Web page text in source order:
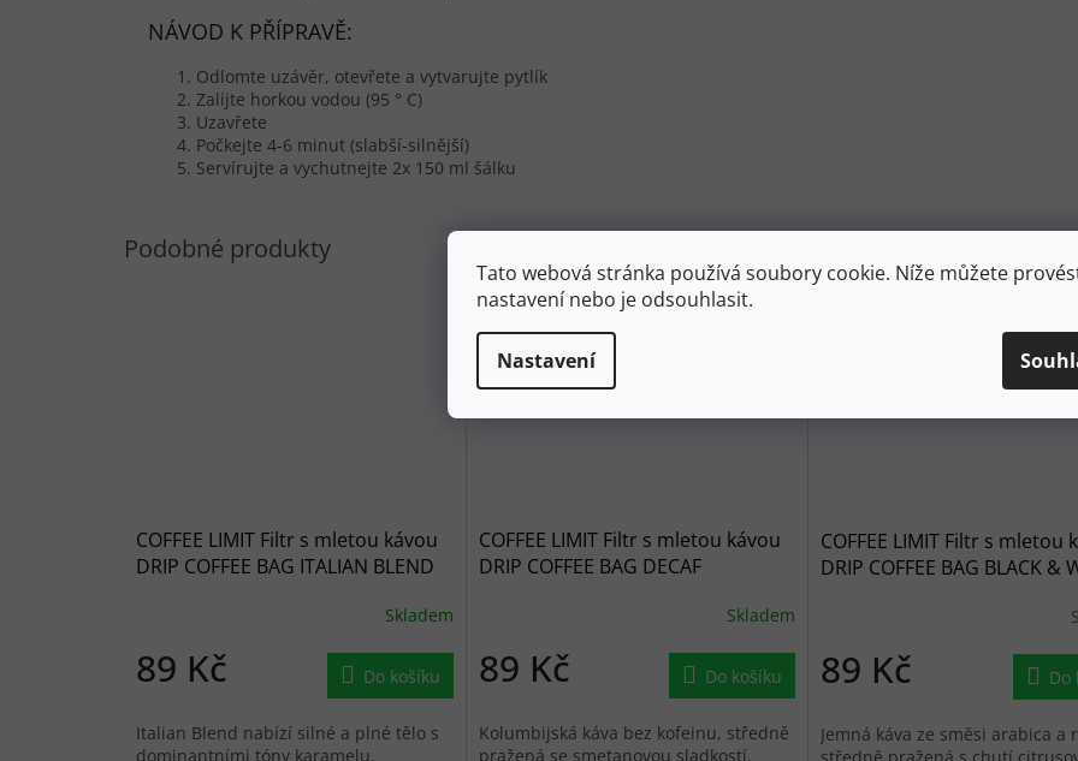
Tato webová stránka používá soubory cookie. Níže můžete
nastavení nebo je odsouhlasit.
Nastavení
NÁVOD K PŘÍPRAVĚ:
Odlomte uzávěr, otevřete a vytvarujte pytlík
Zalijte horkou vodou (95 ° C)
Uzavřete
Počkejte 4-6 minut (slabší-silnější)
Servírujte a vychutnejte 2x 150 ml šálku
COFFEE LIMIT Filtr s mletou kávou
DRIP COFFEE BAG ITALIAN BLEND
Skladem
89 Kč Do košíku
Italian Blend nabízí silné a plné tělo s
dominantními tóny karamelu,
COFFEE LIMIT Filtr s mletou kávou
DRIP COFFEE BAG DECAF
Skladem
89 Kč Do košíku
Kolumbijská káva bez kofeinu, středně
pražená se smetanovou sladkostí,
COFFEE LIMIT Filtr s mletou
DRIP COFFEE BAG BLACK &
89 Kč Do
Jemná káva ze směsi arabica a
středně pražená s chutí